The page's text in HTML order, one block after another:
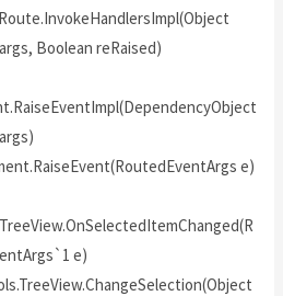
Boolean reRaised)
e)
e)